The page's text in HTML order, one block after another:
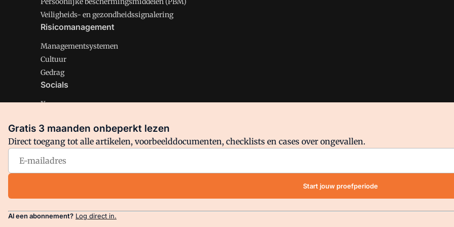
Veiligheids- en gezondheidssignalering
Risicomanagement
Managementsystemen
Cultuur
Gedrag
Socials
X
Facebook
Arbo is onderdeel van VMN media. Lees inons manifestwaar VMN media voor staat. Op gebruik van deze site zijn de
Gratis 3 maanden onbeperkt lezen
Direct toegang tot alle artikelen, voorbeelddocumenten, checklists en cases over ongevallen.
Start jouw proefperiode
Al een abonnement? Log direct in.